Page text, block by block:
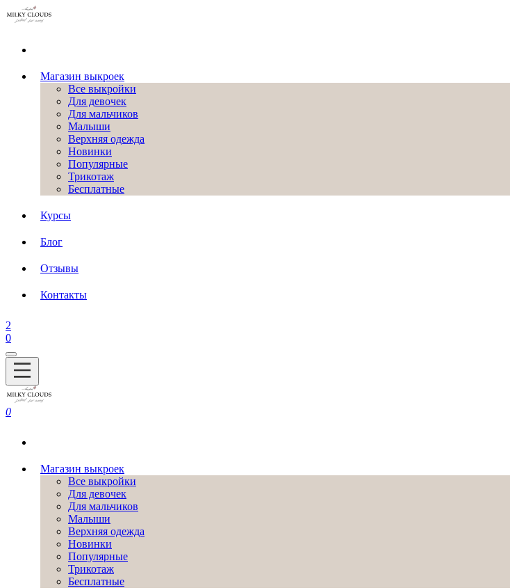
Магазин выкроек
Все выкройки
Для девочек
Для мальчиков
Малыши
Верхняя одежда
Новинки
Популярные
Трикотаж
Бесплатные
Курсы
Блог
Отзывы
Контакты
2
0
0
Магазин выкроек
Все выкройки
Для девочек
Для мальчиков
Малыши
Верхняя одежда
Новинки
Популярные
Трикотаж
Бесплатные